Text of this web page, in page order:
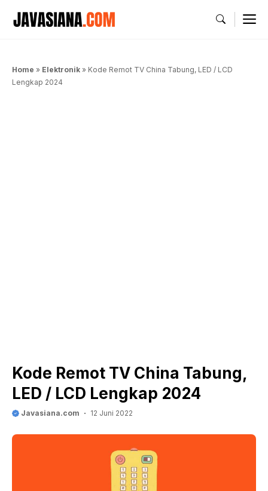
Home » Elektronik » Kode Remot TV China Tabung, LED / LCD
Lengkap 2024
Kode Remot TV China Tabung,
LED / LCD Lengkap 2024
Javasiana.com 12 Juni 2022